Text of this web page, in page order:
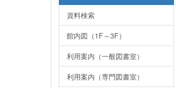
資料検索
館内図（1F～3F）
利用案内（一般図書室）
利用案内（専門図書室）